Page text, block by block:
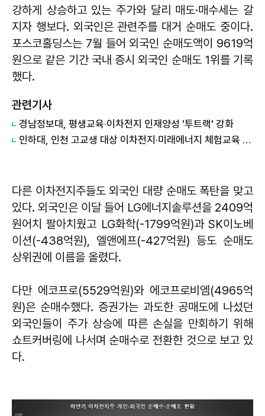
강하게 상승하고 있는 주가와 달리 매도·매수세는 갈
지자 행보다. 외국인은 관련주를 대거 순매도 중이다.
포스코홀딩스는 7월 들어 외국인 순매도액이 9619억
원으로 같은 기간 국내 증시 외국인 순매도 1위를 기록
했다.
관련기사
경남정보대, 평생교육·이차전지 인재양성 '투트랙' 강화
인하대, 인천 고교생 대상 이차전지·미래에너지 체험교육 운영
다른 이차전지주들도 외국인 대량 순매도 폭탄을 맞고
있다. 외국인은 이달 들어 LG에너지솔루션을 2409억
원어치 팔아치웠고 LG화학(-1799억원)과 SK이노베
이션(-438억원), 엘앤에프(-427억원) 등도 순매도
상위권에 이름을 올렸다.
다만 에코프로(5529억원)와 에코프로비엠(4965억
원)은 순매수했다. 증권가는 과도한 공매도에 나섰던
외국인들이 주가 상승에 따른 손실을 만회하기 위해
쇼트커버링에 나서며 순매수로 전환한 것으로 보고 있
다.